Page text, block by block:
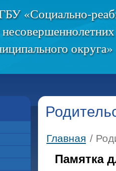
«Социально-
Главная /
Памятка